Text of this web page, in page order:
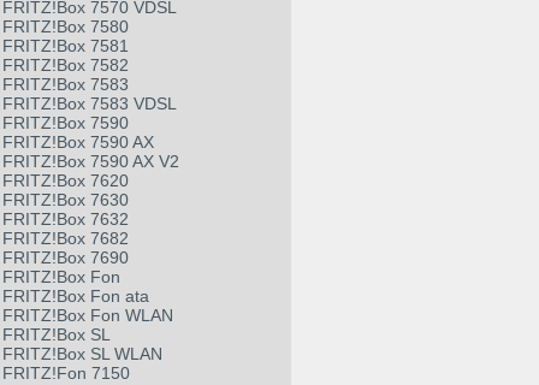
FRITZ!Box 7570 VDSL
FRITZ!Box 7580
FRITZ!Box 7581
FRITZ!Box 7582
FRITZ!Box 7583
FRITZ!Box 7583 VDSL
FRITZ!Box 7590
FRITZ!Box 7590 AX
FRITZ!Box 7590 AX V2
FRITZ!Box 7620
FRITZ!Box 7630
FRITZ!Box 7632
FRITZ!Box 7682
FRITZ!Box 7690
FRITZ!Box Fon
FRITZ!Box Fon ata
FRITZ!Box Fon WLAN
FRITZ!Box SL
FRITZ!Box SL WLAN
FRITZ!Fon 7150